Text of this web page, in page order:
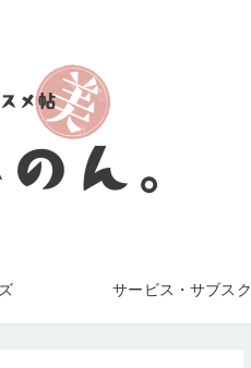
サービス・サブスク